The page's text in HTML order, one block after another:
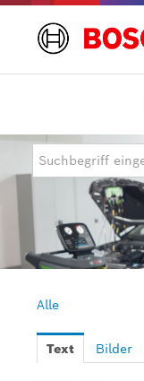
Allgemein/
Bosch
eBike
Mobility
Power Tools
Alle
Text Bilder